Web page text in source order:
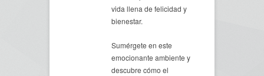
vida llena de felicidad y
bienestar.
Sumérgete en este
emocionante ambiente y
descubre cómo el